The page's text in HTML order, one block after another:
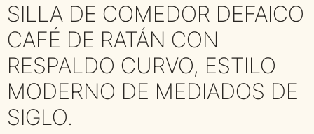
SILLA DE COMEDOR DEFAICO
CAFÉ DE RATÁN CON
RESPALDO CURVO, ESTILO
MODERNO DE MEDIADOS DE
SIGLO.